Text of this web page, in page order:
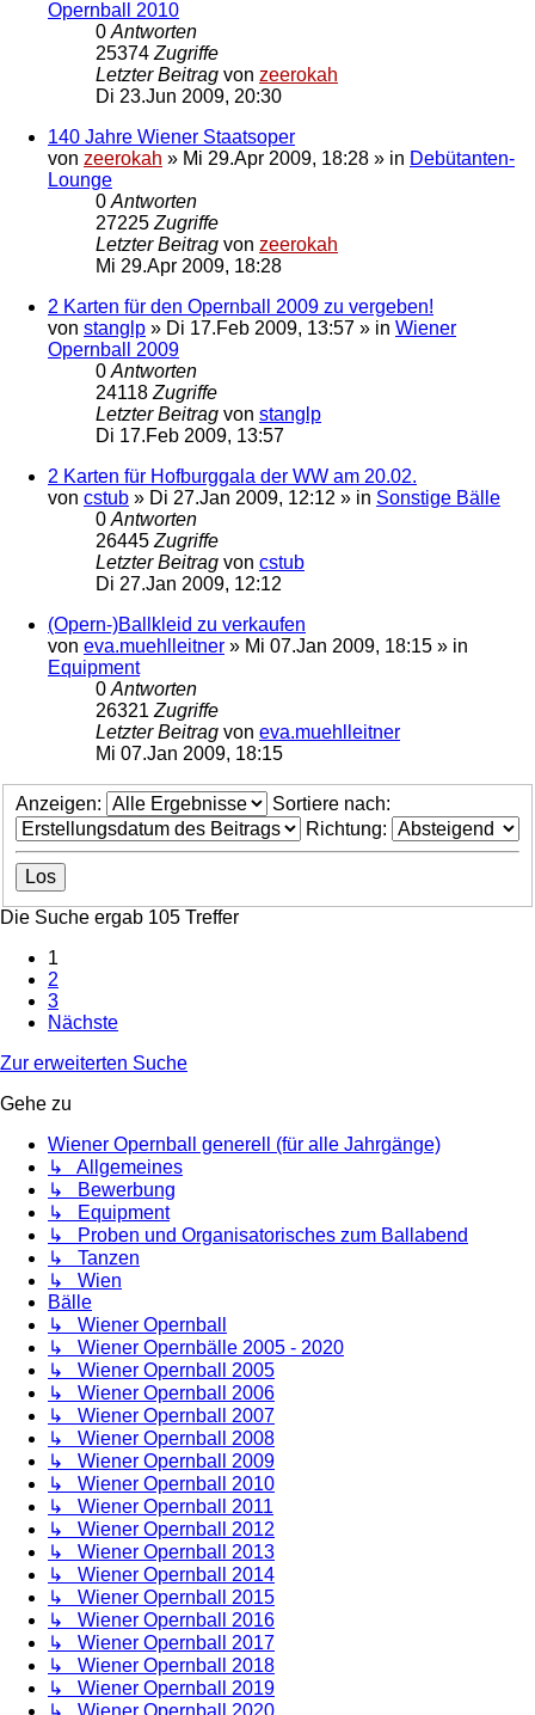
Opernball 2010
0 Antworten
25374 Zugriffe
Letzter Beitrag von zeerokah
Di 23.Jun 2009, 20:30
140 Jahre Wiener Staatsoper
von zeerokah » Mi 29.Apr 2009, 18:28 » in Debütanten-
Lounge
0 Antworten
27225 Zugriffe
Letzter Beitrag von zeerokah
Mi 29.Apr 2009, 18:28
2 Karten für den Opernball 2009 zu vergeben!
von stanglp » Di 17.Feb 2009, 13:57 » in Wiener
Opernball 2009
0 Antworten
24118 Zugriffe
Letzter Beitrag von stanglp
Di 17.Feb 2009, 13:57
2 Karten für Hofburggala der WW am 20.02.
von cstub » Di 27.Jan 2009, 12:12 » in Sonstige Bälle
0 Antworten
26445 Zugriffe
Letzter Beitrag von cstub
Di 27.Jan 2009, 12:12
(Opern-)Ballkleid zu verkaufen
von eva.muehlleitner » Mi 07.Jan 2009, 18:15 » in
Equipment
0 Antworten
26321 Zugriffe
Letzter Beitrag von eva.muehlleitner
Mi 07.Jan 2009, 18:15
Anzeigen:
Sortiere nach:
Richtung:
Die Suche ergab 105 Treffer
1
2
3
Nächste
Zur erweiterten Suche
Gehe zu
Wiener Opernball generell (für alle Jahrgänge)
↳ Allgemeines
↳ Bewerbung
↳ Equipment
↳ Proben und Organisatorisches zum Ballabend
↳ Tanzen
↳ Wien
Bälle
↳ Wiener Opernball
↳ Wiener Opernbälle 2005 - 2020
↳ Wiener Opernball 2005
↳ Wiener Opernball 2006
↳ Wiener Opernball 2007
↳ Wiener Opernball 2008
↳ Wiener Opernball 2009
↳ Wiener Opernball 2010
↳ Wiener Opernball 2011
↳ Wiener Opernball 2012
↳ Wiener Opernball 2013
↳ Wiener Opernball 2014
↳ Wiener Opernball 2015
↳ Wiener Opernball 2016
↳ Wiener Opernball 2017
↳ Wiener Opernball 2018
↳ Wiener Opernball 2019